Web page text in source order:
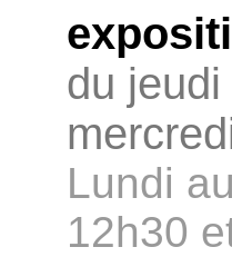
du
Lundi
12h30